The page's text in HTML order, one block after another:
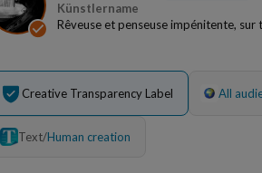
Rêveuse et penseuse impénitente, sur
Creative Transparency Label All
Text/Human creation